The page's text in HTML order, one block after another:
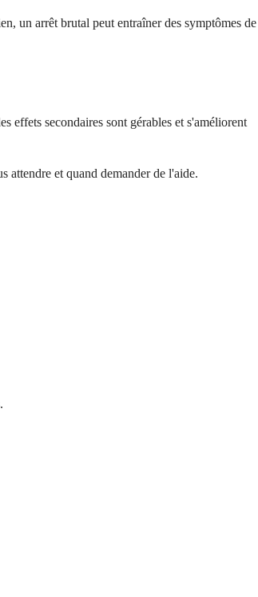
un arrêt brutal peut entraîner des symptômes de
effets secondaires sont gérables et s'améliorent
attendre et quand demander de l'aide.